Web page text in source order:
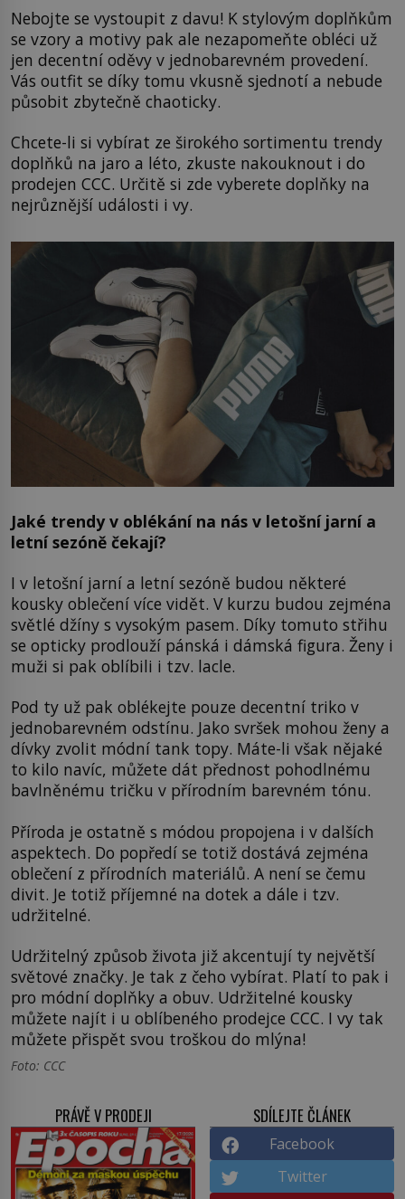
Nebojte se vystoupit z davu! K stylovým doplňkům
se vzory a motivy pak ale nezapomeňte obléci už
jen decentní oděvy v jednobarevném provedení.
Vás outfit se díky tomu vkusně sjednotí a nebude
působit zbytečně chaoticky.
Chcete-li si vybírat ze širokého sortimentu trendy
doplňků na jaro a léto, zkuste nakouknout i do
prodejen CCC. Určitě si zde vyberete doplňky na
nejrůznější události i vy.
Jaké trendy v oblékání na nás v letošní jarní a
letní sezóně čekají?
I v letošní jarní a letní sezóně budou některé
kousky oblečení více vidět. V kurzu budou zejména
světlé džíny s vysokým pasem. Díky tomuto střihu
se opticky prodlouží pánská i dámská figura. Ženy i
muži si pak oblíbili i tzv. lacle.
Pod ty už pak oblékejte pouze decentní triko v
jednobarevném odstínu. Jako svršek mohou ženy a
dívky zvolit módní tank topy. Máte-li však nějaké
to kilo navíc, můžete dát přednost pohodlnému
bavlněnému tričku v přírodním barevném tónu.
Příroda je ostatně s módou propojena i v dalších
aspektech. Do popředí se totiž dostává zejména
oblečení z přírodních materiálů. A není se čemu
divit. Je totiž příjemné na dotek a dále i tzv.
udržitelné.
Udržitelný způsob života již akcentují ty největší
světové značky. Je tak z čeho vybírat. Platí to pak i
pro módní doplňky a obuv. Udržitelné kousky
můžete najít i u oblíbeného prodejce CCC. I vy tak
můžete přispět svou troškou do mlýna!
Foto: CCC
PRÁVĚ V PRODEJI SDÍLEJTE ČLÁNEK
Facebook
Twitter